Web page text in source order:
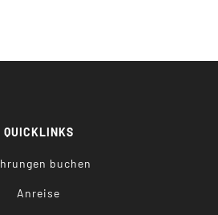
QUICKLINKS
buchen
Anreise